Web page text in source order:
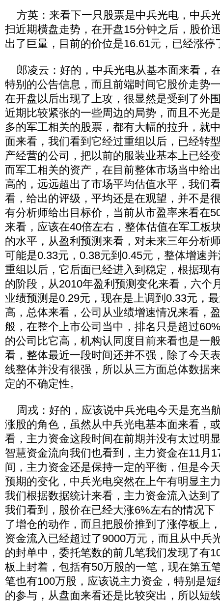
方英：来看下一只股票是中兵光电，中兵
扫近期横盘走势，在开盘15分钟之后，股价
出了巨量，目前的价位是16.61元，已经涨停
郎凌云：好的，中兵光电从基本面来看，
特别的公告信息，而且前端时间它股价走势
在开盘以后出现了上攻，很显然是受到了外
近期比较紧张的一些周边的局势，而且不光
多的军工相关的股票，都有大幅的拉升，就
面来看，我们看到它经过重组以后，已经转
产经营的公司，把以前的服装业基本上已经
而军工相关的资产，在目前整体市场当中给
高的，远远超出了市场平均估值水平，我们
看，给出的评级，平均还是在观望，并不是
有分析师给出目标价，当前从市盈率来看在
来看，应该在40倍左右，整体估值在军工板
的水平，从盈利预测来看，对未来三年分析
可能是0.33元，0.38元到0.45元，整体增速
重组以后，它后面已经进入到稳定，根据现
的阶段，从2010年盈利预测变化来看，六个
业绩预测是0.29元，现在是上调到0.33元，
高，总体来看，公司从业绩增速情况来看，
般，在整个上市公司当中，排名只是超过
的公司比它高，机构认同度目前来看也是一
看，整体最近一段时间还并不强，除了今天
线整体并没有很强，所以从三方面总体数据
定的不确定性。
周戎：好的，应该说中兵光电今天是充当
涨股的角色，虽然从中兵光电基本面来看，
看，主力资金这段时间在前期并没有太过明
智慧资金流向我们也看到，主力资金在11月
间，主力资金还是保持一定的平衡，但是今
预期的变化，中兵光电突然在上午有明显主
我们根据数据统计来看，主力资金流入达到
我们看到，股价在已经大涨6%左右的情况下
了增仓的动作，而且把股价推到了涨停板上
资金流入已经超过了9000万元，而且从中兵
的封单中，委托笔数的前几笔我们发现了有
板上封着，包括有50万股的一笔，现在第五
笔也有100万股，应该说主力资金，特别是
的参与，从盘面来看还是比较突出，所以短